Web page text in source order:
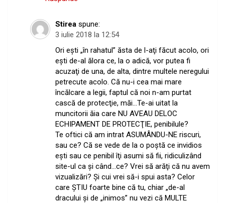
Stirea spune:
3 iulie 2018 la 12:54
Ori eşti „în rahatul” ăsta de l-aţi făcut acolo, ori
eşti de-al ălora ce, la o adică, vor putea fi
acuzaţi de una, de alta, dintre multele neregului
petrecute acolo. Că nu-i cea mai mare
încălcare a legii, faptul că noi n-am purtat
cască de protecţie, măi…Te-ai uitat la
muncitorii ăia care NU AVEAU DELOC
ECHIPAMENT DE PROTECŢIE, penibilule?
Te oftici că am intrat ASUMÂNDU-NE riscuri,
sau ce? Că se vede de la o poştă ce invidios
eşti sau ce penibil îţi asumi să fii, ridiculizând
site-ul ca şi când…ce? Vrei să arăţi că nu avem
vizualizări? Şi cui vrei să-i spui asta? Celor
care ŞTIU foarte bine că tu, chiar „de-al
dracului şi de „inimos” nu vezi că MULTE